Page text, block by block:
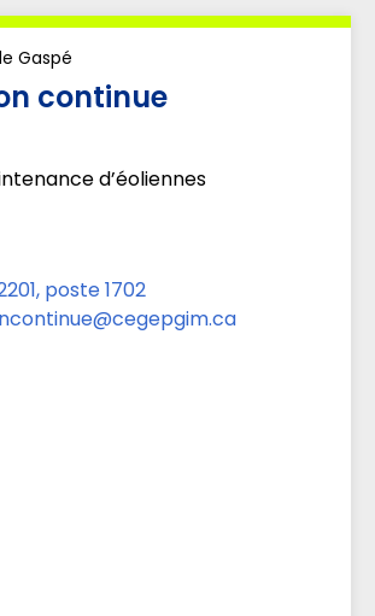
Gaspé
continue
d’éoliennes
poste 1702